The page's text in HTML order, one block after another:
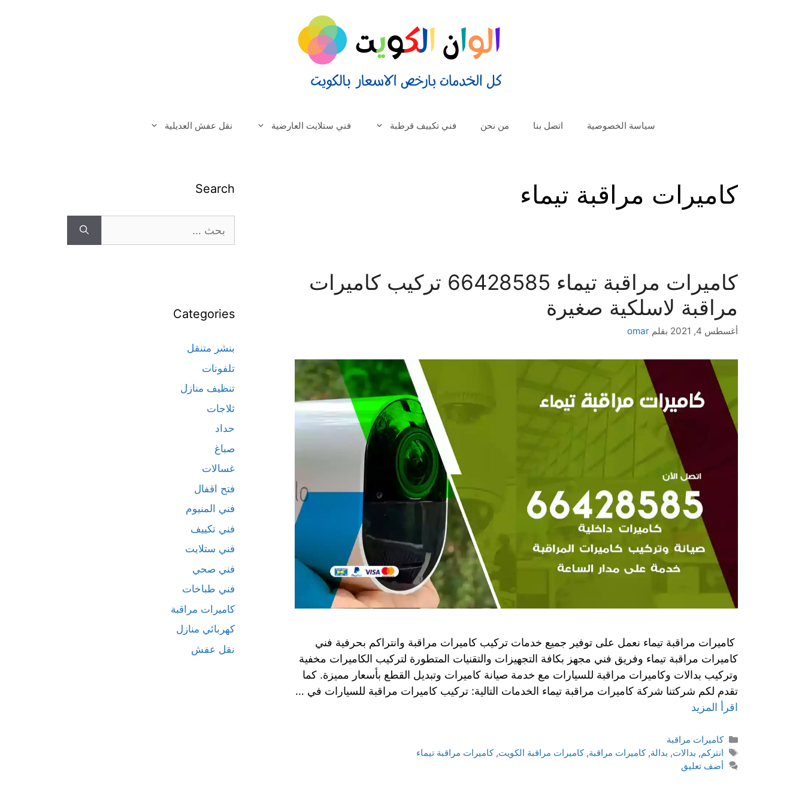
سياسة الخصوصية اتصل بنا من نحن فني تكييف قرطبة فني ستلايت العارضية نقل عفش العديلية
كاميرات مراقبة تيماء
كاميرات مراقبة تيماء 66428585 تركيب كاميرات
مراقبة لاسلكية صغيرة
أغسطس 4, 2021 بقلم omar
كاميرات مراقبة تيماء نعمل على توفير جميع خدمات تركيب كاميرات مراقبة وانتراكم بحرفية فني
كاميرات مراقبة تيماء وفريق فني مجهز بكافة التجهيزات والتقنيات المتطورة لتركيب الكاميرات مخفية
وتركيب بدالات وكاميرات مراقبة للسيارات مع خدمة صيانة كاميرات وتبديل القطع بأسعار مميزة. كما
تقدم لكم شركتنا شركة كاميرات مراقبة تيماء الخدمات التالية: تركيب كاميرات مراقبة للسيارات في …
اقرأ المزيد
كاميرات مراقبة
انتركم, بدالات, بدالة,كاميرات مراقبة,كاميرات مراقبة الكويت,كاميرات مراقبة تيماء
أضف تعليق
Search
Categories
بنشر متنقل
تلفونات
تنظيف منازل
ثلاجات
حداد
صباغ
غسالات
فتح اقفال
فني المنيوم
فني تكييف
فني ستلايت
فني صحي
فني طباخات
كاميرات مراقبة
كهربائي منازل
نقل عفش